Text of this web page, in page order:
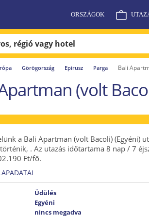
ORSZÁGOK
Görögország Epirusz Parga Bali
(volt
a Bali Apartman (volt Bacoli) (Egyéni)
. Az utazás időtartama 8 nap / 7
Ft/fő.
Üdülés
Egyéni
nincs megadva